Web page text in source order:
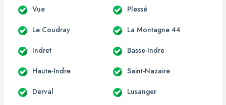
Vue Plessé
Le Coudray La Montagne 44
Indret Basse-Indre
Haute-Indre Saint-Nazaire
Derval Lusanger